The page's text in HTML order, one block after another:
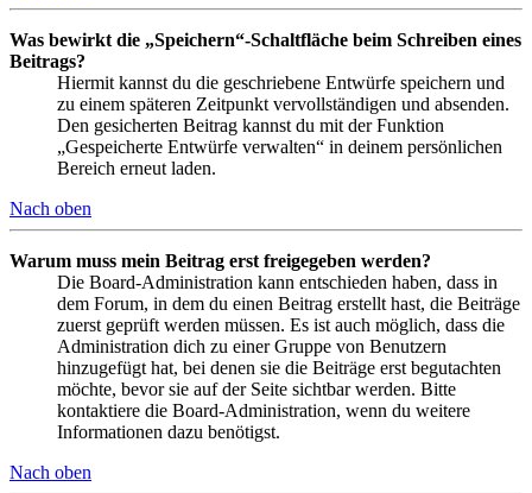
Was bewirkt die „Speichern“-Schaltfläche beim Schreiben eines
Beitrags?
Hiermit kannst du die geschriebene Entwürfe speichern und
zu einem späteren Zeitpunkt vervollständigen und absenden.
Den gesicherten Beitrag kannst du mit der Funktion
„Gespeicherte Entwürfe verwalten“ in deinem persönlichen
Bereich erneut laden.
Nach oben
Warum muss mein Beitrag erst freigegeben werden?
Die Board-Administration kann entschieden haben, dass in
dem Forum, in dem du einen Beitrag erstellt hast, die Beiträge
zuerst geprüft werden müssen. Es ist auch möglich, dass die
Administration dich zu einer Gruppe von Benutzern
hinzugefügt hat, bei denen sie die Beiträge erst begutachten
möchte, bevor sie auf der Seite sichtbar werden. Bitte
kontaktiere die Board-Administration, wenn du weitere
Informationen dazu benötigst.
Nach oben